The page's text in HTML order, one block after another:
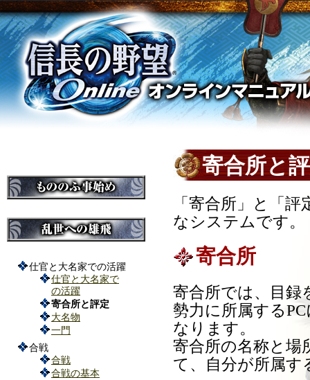
寄合所と
「寄合所」と「
なシステムです。
寄合所
寄合所では、目録
勢力に所属する
なります。
寄合所の名称と場
て、自分が所属す
仕官と大名家での活躍
仕官と大名家で
の活躍
寄合所と評定
大名物
一門
合戦
合戦
合戦の基本